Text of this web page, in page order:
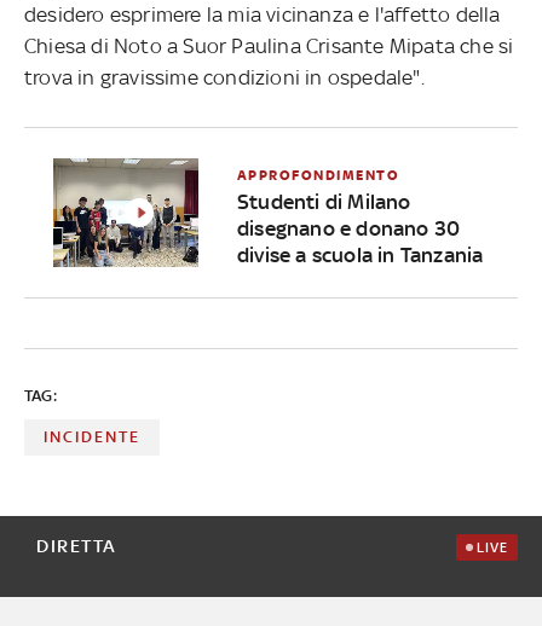
desidero esprimere la mia vicinanza e l'affetto della
Chiesa di Noto a Suor Paulina Crisante Mipata che si
trova in gravissime condizioni in ospedale".
APPROFONDIMENTO
Studenti di Milano
disegnano e donano 30
divise a scuola in Tanzania
TAG:
INCIDENTE
DIRETTA LIVE